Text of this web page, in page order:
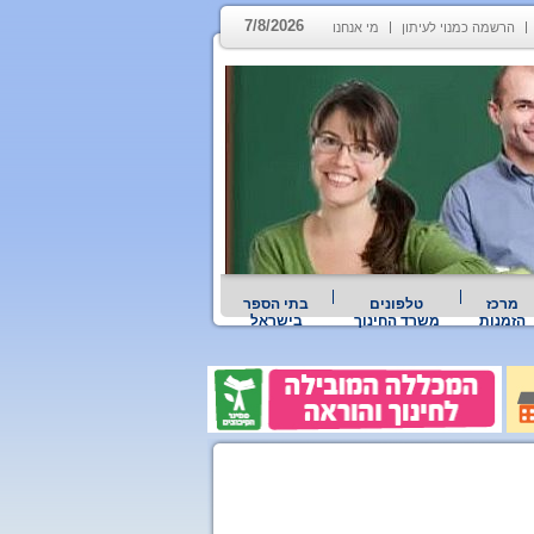
הרשמה כמנוי לעיתון מי אנחנו 7/8/2026
מרכז
הזמנות
טלפונים
משרד החינוך
בתי הספר
בישראל